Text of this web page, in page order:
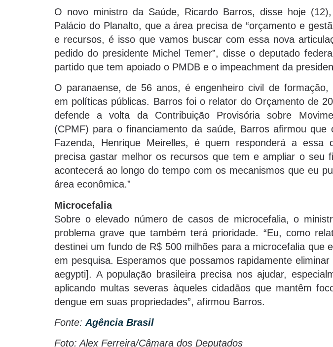
O novo ministro da Saúde, Ricardo Barros, disse hoje
Palácio do Planalto, que a área precisa de “orçamento e
e recursos, é isso que vamos buscar com essa nova
pedido do presidente Michel Temer”, disse o deputado
partido que tem apoiado o PMDB e o impeachment da
O paranaense, de 56 anos, é engenheiro civil de formação,
em políticas públicas. Barros foi o relator do Orçamento de
defende a volta da Contribuição Provisória sobre
(CPMF) para o financiamento da saúde, Barros afirmou que
Fazenda, Henrique Meirelles, é quem responderá a essa
precisa gastar melhor os recursos que tem e ampliar o seu
acontecerá ao longo do tempo com os mecanismos que eu
área econômica.”
Microcefalia
Sobre o elevado número de casos de microcefalia, o
problema grave que também terá prioridade. “Eu, como
destinei um fundo de R$ 500 milhões para a microcefalia que
em pesquisa. Esperamos que possamos rapidamente
aegypti]. A população brasileira precisa nos ajudar,
aplicando multas severas àqueles cidadãos que mantêm
dengue em suas propriedades”, afirmou Barros.
Fonte: Agência Brasil
Foto: Alex Ferreira/Câmara dos Deputados